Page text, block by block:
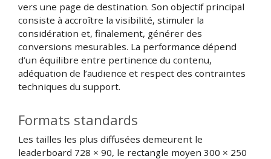
vers une page de destination. Son objectif principal
consiste à accroître la visibilité, stimuler la
considération et, finalement, générer des
conversions mesurables. La performance dépend
d’un équilibre entre pertinence du contenu,
adéquation de l’audience et respect des contraintes
techniques du support.
Formats standards
Les tailles les plus diffusées demeurent le
leaderboard 728 × 90, le rectangle moyen 300 × 250